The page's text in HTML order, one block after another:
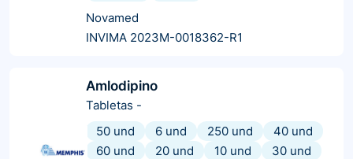
Novamed
INVIMA 2023M-0018362-R1
Amlodipino
Tabletas -
50 und
6 und 250 und
40 und
60 und
20 und 10 und
30 und